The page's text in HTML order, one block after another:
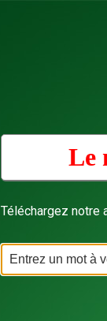
Le
Téléchargez notre